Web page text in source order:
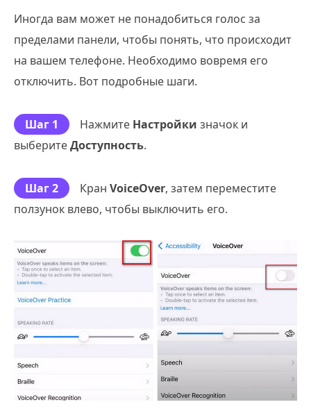
Иногда вам может не понадобиться голос за
пределами панели, чтобы понять, что происходит
на вашем телефоне. Необходимо вовремя его
отключить. Вот подробные шаги.
Шаг 1 Нажмите Настройки значок и
выберитеДоступность.
Шаг 2 Кран VoiceOver, затем переместите
ползунок влево, чтобы выключить его.